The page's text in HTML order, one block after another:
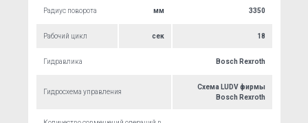
Радиус поворота мм 3350
Рабочий цикл сек 18
Гидравлика Bosch Rexroth
Гидросхема управления
Схема LUDV фирмы
Bosch Rexroth